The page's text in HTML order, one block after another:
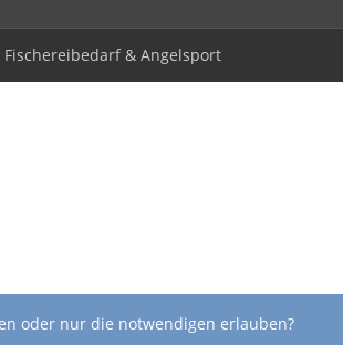
& Angelsport
oder nur die notwendigen erlauben?